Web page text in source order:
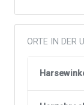
ORTE IN DER